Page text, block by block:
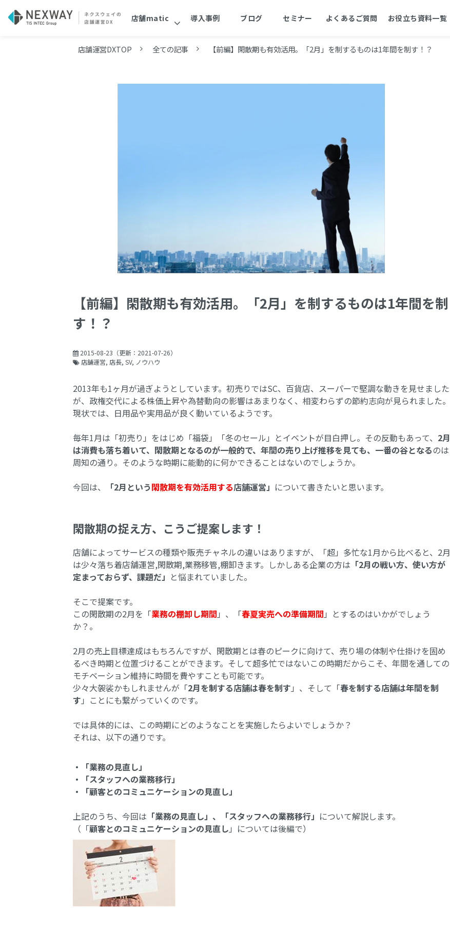
店舗matic 導入事例 ブログ セミナー よくあるご質問 お役立ち資料一覧
店舗運営DXTOP 全ての記事 【前編】閑散期も有効活用。「2月」を制するものは1年間を制す！？
【前編】閑散期も有効活用。「2月」を制するものは1年間を制
す！？
2015-08-23 （更新： 2021-07-26）
店舗運営 店長 SV ノウハウ
2013年も1ヶ月が過ぎようとしています。初売りではSC、百貨店、スーパーで堅調な動きを見せました
が、政権交代による株価上昇や為替動向の影響はあまりなく、相変わらずの節約志向が見られました。
現状では、日用品や実用品が良く動いているようです。
毎年1月は「初売り」をはじめ「福袋」「冬のセール」とイベントが目白押し。その反動もあって、 2月
は消費も落ち着いて、閑散期となるのが一般的で、年間の売り上げ推移を見ても、一番の谷となるのは
周知の通り。そのような時期に能動的に何かできることはないのでしょうか。
今回は、
「2月という閑散期を有効活用する店舗運営」 について書きたいと思います。
閑散期の捉え方、こうご提案します！
店舗によってサービスの種類や販売チャネルの違いはありますが、「超」多忙な1月から比べると、2月
は少々落ち着店舗運営,閑散期,業務移管,棚卸きます。しかしある企業の方は 「2月の戦い方、使い方が
定まっておらず、課題だ」 と悩まれていました。
そこで提案です。
この閑散期の2月を「業務の棚卸し期間 」、「春夏実売への準備期間 」とするのはいかがでしょう
か？。
2月の売上目標達成はもちろんですが、閑散期とは春のピークに向けて、売り場の体制や仕掛けを固め
るべき時期と位置づけることができます。そして超多忙ではないこの時期だからこそ、年間を通しての
モチベーション維持に時間を費やすことも可能です。
少々大袈裟かもしれませんが「2月を制する店舗は春を制す 」、そして「春を制する店舗は年間を制
す 」ことにも繋がっていくのです。
では具体的には、この時期にどのようなことを実施したらよいでしょうか？
それは、以下の通りです。
・「業務の見直し」
・「スタッフへの業務移行」
・「顧客とのコミュニケーションの見直し」
上記のうち、今回は 「業務の見直し」、「スタッフへの業務移行」 について解説します。
（「顧客とのコミュニケーションの見直し 」については後編で）